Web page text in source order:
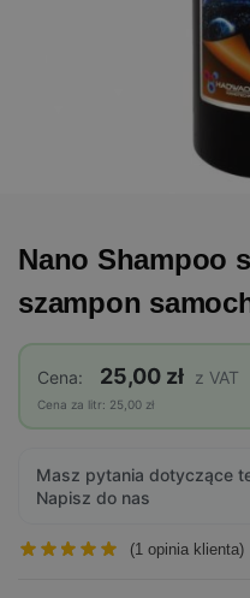
Nano Shampoo
szampon
Cena: 25,00 zł z VAT
Cena za litr: 25,00 zł
Masz pytania dotyczące
Napisz do nas
(1 opinia klienta)